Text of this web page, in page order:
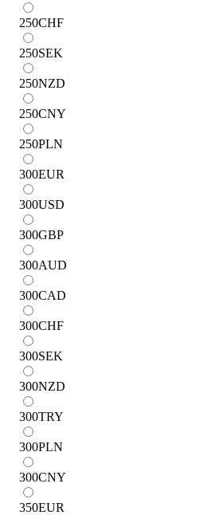
250CHF
250SEK
250NZD
250CNY
250PLN
300EUR
300USD
300GBP
300AUD
300CAD
300CHF
300SEK
300NZD
300TRY
300PLN
300CNY
350EUR